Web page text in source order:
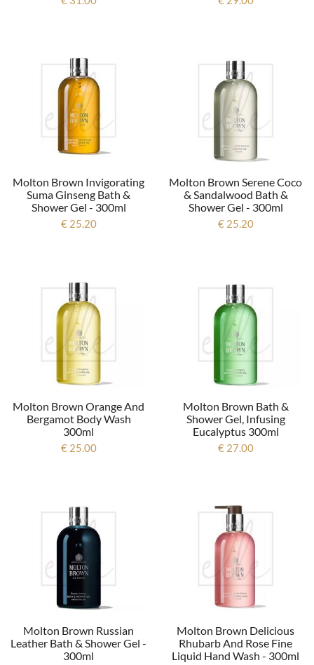
Molton Brown Invigorating
Suma Ginseng Bath &
Shower Gel - 300ml
€ 25.20
Molton Brown Serene Coco
& Sandalwood Bath &
Shower Gel - 300ml
€ 25.20
Molton Brown Orange And
Bergamot Body Wash
300ml
€ 25.00
Molton Brown Bath &
Shower Gel, Infusing
Eucalyptus 300ml
€ 27.00
Molton Brown Russian
Leather Bath & Shower Gel -
300ml
Molton Brown Delicious
Rhubarb And Rose Fine
Liquid Hand Wash - 300ml